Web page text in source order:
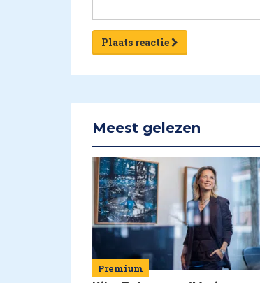
Plaats reactie
Meest gelezen
Premium